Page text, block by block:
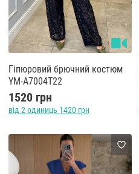
Гіпюровий брючний костюм
YM-A7004T22
1520 грн
від 2 одиниць 1420 грн